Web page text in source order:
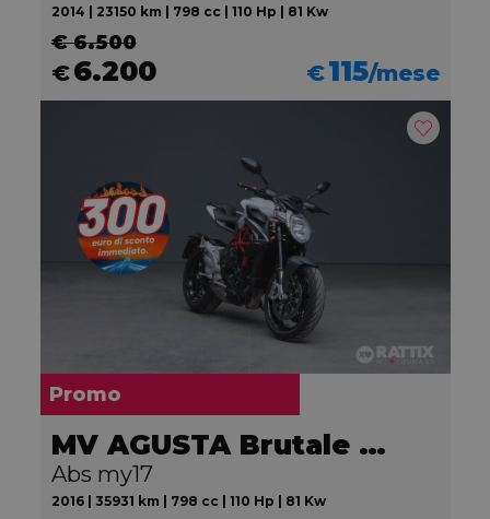
2014 | 23150 km | 798 cc | 110 Hp | 81 Kw
€ 6.500
€6.200 €115/mese
Promo
MV AGUSTA Brutale 800
Abs my17
2016 | 35931 km | 798 cc | 110 Hp | 81 Kw